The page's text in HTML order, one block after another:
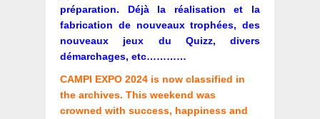
préparation. Déjà la réalisation et la
fabrication de nouveaux trophées, des
nouveaux jeux du Quizz, divers
démarchages, etc…………
CAMPI EXPO 2024 is now classified in
the archives. This weekend was
crowned with success, happiness and